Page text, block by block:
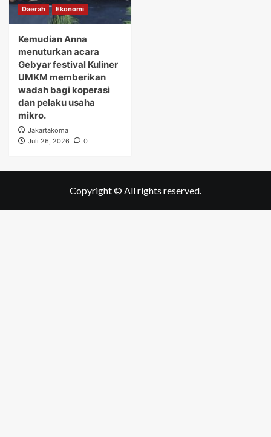
Daerah Ekonomi
Kemudian Anna
menuturkan acara
Gebyar festival Kuliner
UMKM memberikan
wadah bagi koperasi
dan pelaku usaha
mikro.
Jakartakoma
Juli 26, 2026
0
Copyright © All rights reserved.